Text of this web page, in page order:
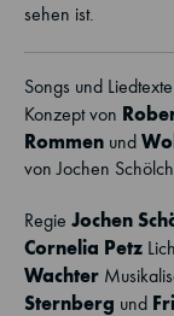
sehen ist.
Songs und
Konzept von
Rommen und
von Jochen Schölch
Regie Jochen
Cornelia Petz
Wachter
Sternberg und